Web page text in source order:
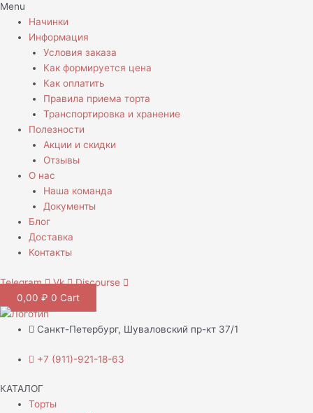
Menu
Начинки
Информация
Условия заказа
Как формируется цена
Как оплатить
Правила приема торта
Транспортировка и хранение
Полезности
Акции и скидки
Отзывы
О нас
Наша команда
Документы
Блог
Доставка
Контакты
Telegram Vk
Discourse
0,00 ₽ 0 Cart
Санкт-Петербург, Шуваловский пр-кт 37/1
+7 (911)-921-18-63
КАТАЛОГ
Торты